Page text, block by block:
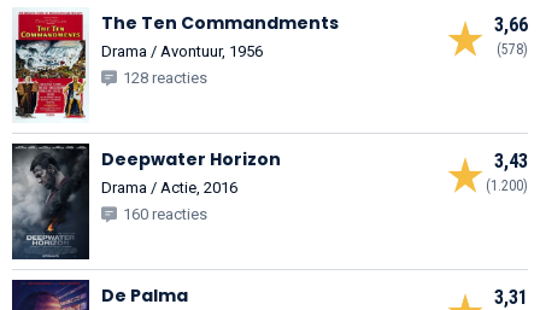
3,66
(578)
The Ten Commandments
Drama / Avontuur, 1956
128 reacties
3,43
(1.200)
Deepwater Horizon
Drama / Actie, 2016
160 reacties
3,31
De Palma